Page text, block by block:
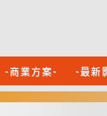
-商業方案- -最新